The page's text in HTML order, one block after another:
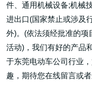
件、通用机械设备;机械
进出口(国家禁止或涉及
外)。(依法须经批准的
活动)，我们有好的产品
于东莞电动车公司行业
趣，期待您在线留言或者